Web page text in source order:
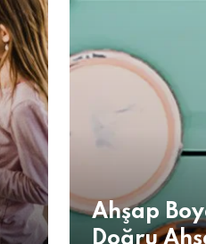
Ahşap
Doğru